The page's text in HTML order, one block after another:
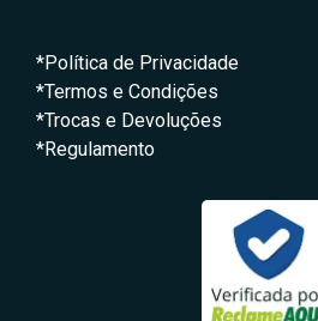
*Política de Privacidade
*Termos e Condições
*Trocas e Devoluções
*Regulamento